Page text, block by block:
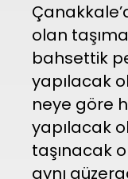
olan
bahsettik
yapılacak
neye göre
yapılacak
taşınacak
aynı